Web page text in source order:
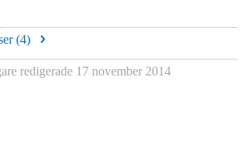
(4)
redigerade 17 november 2014